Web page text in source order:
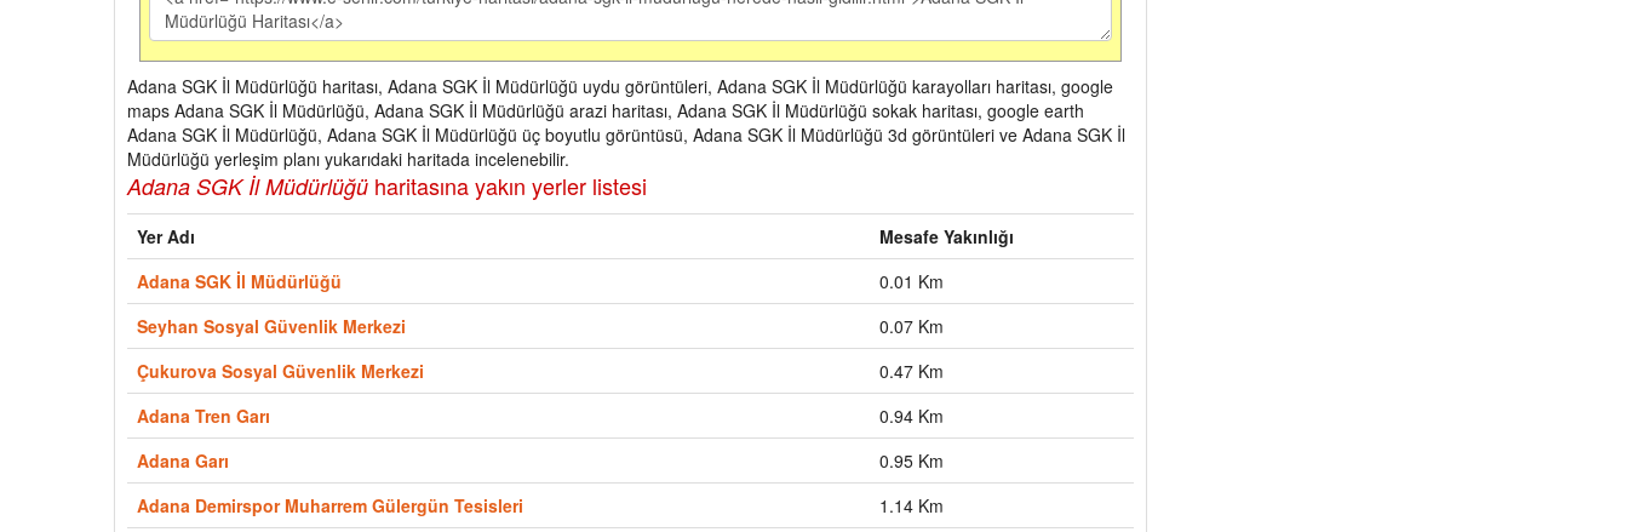
Adana SGK İl Müdürlüğü haritası, Adana SGK İl Müdürlüğü uydu görüntüleri, Adana SGK İl Müdürlüğü karayolları haritası, google
maps Adana SGK İl Müdürlüğü, Adana SGK İl Müdürlüğü arazi haritası, Adana SGK İl Müdürlüğü sokak haritası, google earth
Adana SGK İl Müdürlüğü, Adana SGK İl Müdürlüğü üç boyutlu görüntüsü, Adana SGK İl Müdürlüğü 3d görüntüleri ve Adana SGK İl
Müdürlüğü yerleşim planı yukarıdaki haritada incelenebilir.
Adana SGK İl Müdürlüğü haritasına yakın yerler listesi
Yer Adı
Mesafe Yakınlığı
Adana SGK İl Müdürlüğü
0.01 Km
Seyhan Sosyal Güvenlik Merkezi
0.07 Km
Çukurova Sosyal Güvenlik Merkezi
0.47 Km
Adana Tren Garı
0.94 Km
Adana Garı
0.95 Km
Adana Demirspor Muharrem Gülergün Tesisleri
1.14 Km